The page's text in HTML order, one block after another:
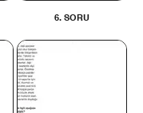
6. SORU